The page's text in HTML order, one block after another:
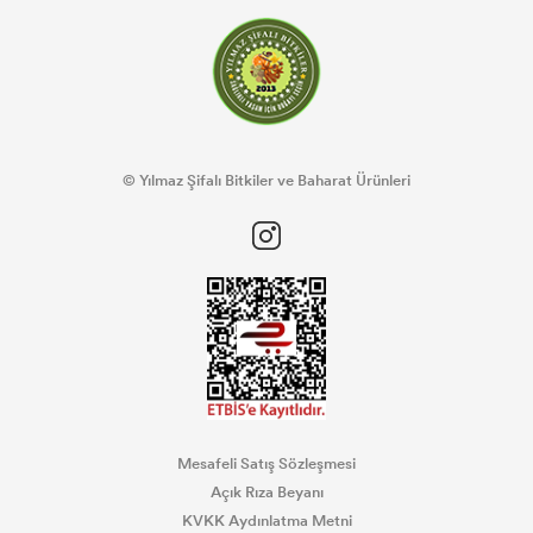
© Yılmaz Şifalı Bitkiler ve Baharat Ürünleri
Mesafeli Satış Sözleşmesi
Açık Rıza Beyanı
KVKK Aydınlatma Metni